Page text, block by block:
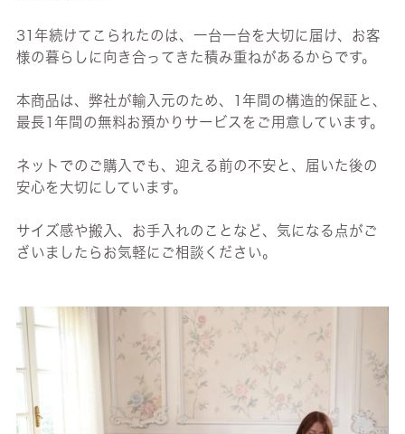
31年続けてこられたのは、一台一台を大切に届け、お客
様の暮らしに向き合ってきた積み重ねがあるからです。
本商品は、弊社が輸入元のため、1年間の構造的保証と、
最長1年間の無料お預かりサービスをご用意しています。
ネットでのご購入でも、迎える前の不安と、届いた後の
安心を大切にしています。
サイズ感や搬入、お手入れのことなど、気になる点がご
ざいましたらお気軽にご相談ください。